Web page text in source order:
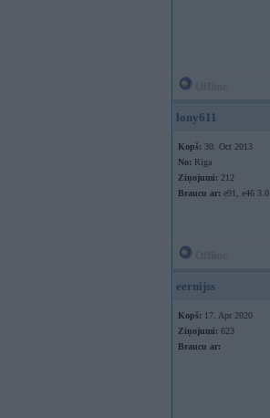
lony611
Kopš: 30. Oct 2013
No: Rīga
Ziņojumi: 212
Braucu ar: e91, e46 3.0
eernijss
Kopš: 17. Apr 2020
Ziņojumi: 623
Braucu ar: